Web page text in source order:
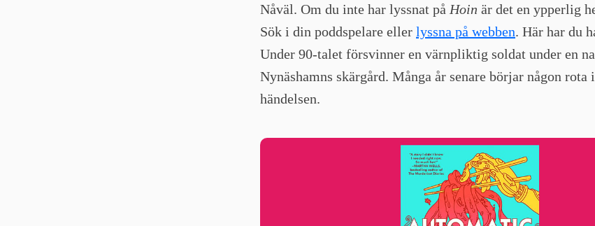
Nåväl. Om du inte har lyssnat på Hoin är det en ypperlig
Sök i din poddspelare eller lyssna på webben. Här har du
Under 90-talet försvinner en värnpliktig soldat under en
Nynäshamns skärgård. Många år senare börjar någon rota
händelsen.